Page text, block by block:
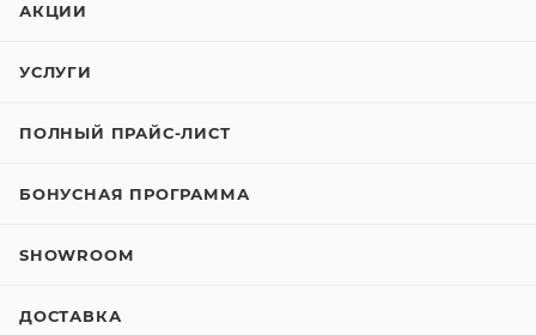
АКЦИИ
УСЛУГИ
ПОЛНЫЙ ПРАЙС-ЛИСТ
БОНУСНАЯ ПРОГРАММА
SHOWROOM
ДОСТАВКА